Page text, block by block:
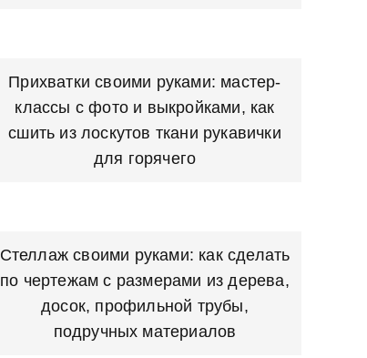
Прихватки своими руками: мастер-
классы с фото и выкройками, как
сшить из лоскутов ткани рукавички
для горячего
Стеллаж своими руками: как сделать
по чертежам с размерами из дерева,
досок, профильной трубы,
подручных материалов